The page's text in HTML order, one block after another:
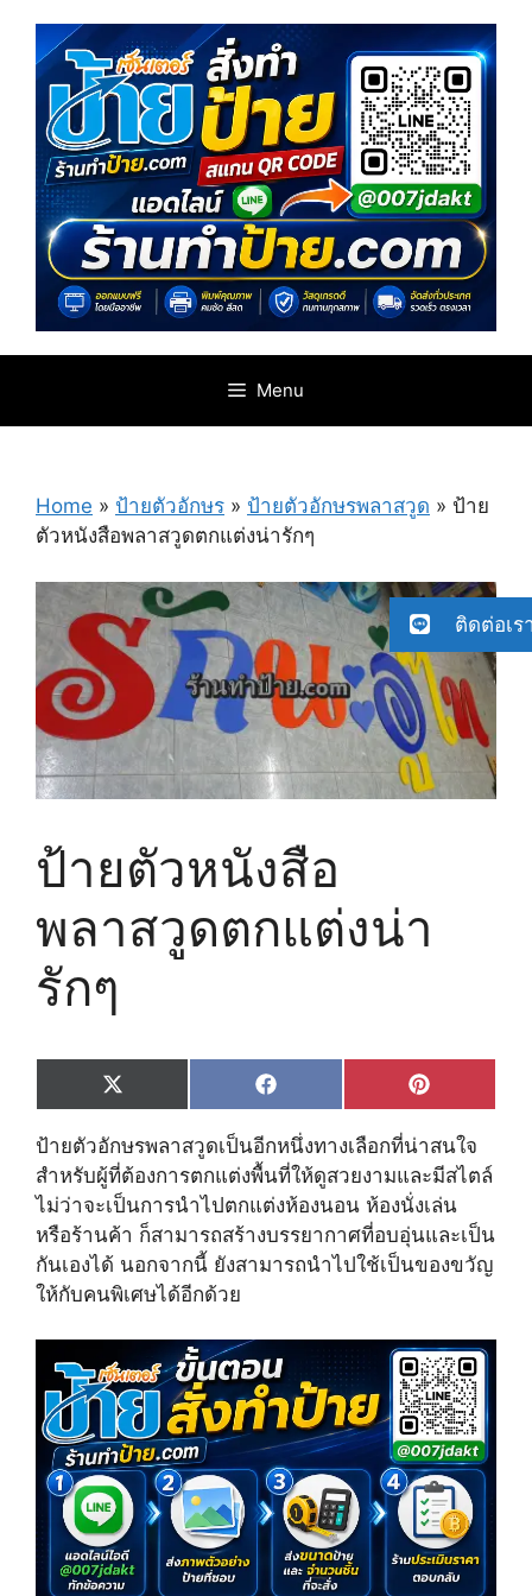
content
Menu
Home » ป้ายตัวอักษร » ป้ายตัวอักษรพลาสวูด » ป้าย
ตัวหนังสือพลาสวูดตกแต่งน่ารักๆ
ป้ายตัวหนังสือ
พลาสวูดตกแต่งน่า
รักๆ
Share
on
X
(
w
i
t
t
e
r
)
Share
on
F
a
e
b
o
k
Share
on
P
i
t
e
e
s
t
ป้ายตัวอักษรพลาสวูดเป็นอีกหนึ่งทางเลือกที่น่าสนใจ
สำหรับผู้ที่ต้องการตกแต่งพื้นที่ให้ดูสวยงามและมีสไตล์
ไม่ว่าจะเป็นการนำไปตกแต่งห้องนอน ห้องนั่งเล่น
หรือร้านค้า ก็สามารถสร้างบรรยากาศที่อบอุ่นและเป็น
กันเองได้ นอกจากนี้ ยังสามารถนำไปใช้เป็นของขวัญ
ให้กับคนพิเศษได้อีกด้วย
ติดต่อเร